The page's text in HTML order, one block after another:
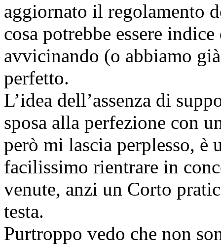
aggiornato il regolamento
cosa potrebbe essere
avvicinando (o abbiamo
perfetto.
L’idea dell’assenza di
sposa alla perfezione con
però mi lascia perplesso, è
facilissimo rientrare in
venute, anzi un Corto
testa.
Purtroppo vedo che non